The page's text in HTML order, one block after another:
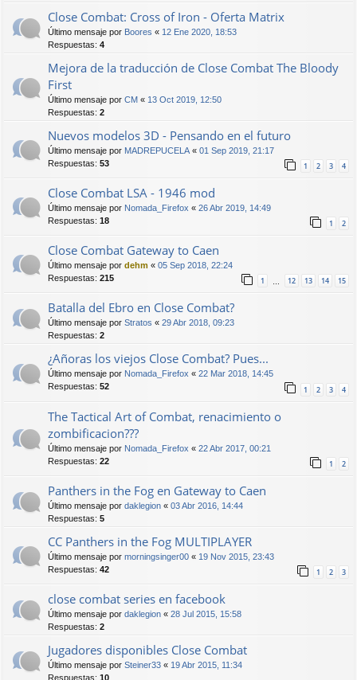
Close Combat: Cross of Iron - Oferta Matrix
Último mensaje por Boores « 12 Ene 2020, 18:53
Respuestas: 4
Mejora de la traducción de Close Combat The Bloody
First
Último mensaje por CM « 13 Oct 2019, 12:50
Respuestas: 2
Nuevos modelos 3D - Pensando en el futuro
Último mensaje por MADREPUCELA « 01 Sep 2019, 21:17
Respuestas: 53 1 2 3 4
Close Combat LSA - 1946 mod
Último mensaje por Nomada_Firefox « 26 Abr 2019, 14:49
Respuestas: 18 1 2
Close Combat Gateway to Caen
Último mensaje por dehm « 05 Sep 2018, 22:24
Respuestas: 215 1 … 12 13 14 15
Batalla del Ebro en Close Combat?
Último mensaje por Stratos « 29 Abr 2018, 09:23
Respuestas: 2
¿Añoras los viejos Close Combat? Pues...
Último mensaje por Nomada_Firefox « 22 Mar 2018, 14:45
Respuestas: 52 1 2 3 4
The Tactical Art of Combat, renacimiento o
zombificacion???
Último mensaje por Nomada_Firefox « 22 Abr 2017, 00:21
Respuestas: 22 1 2
Panthers in the Fog en Gateway to Caen
Último mensaje por daklegion « 03 Abr 2016, 14:44
Respuestas: 5
CC Panthers in the Fog MULTIPLAYER
Último mensaje por morningsinger00 « 19 Nov 2015, 23:43
Respuestas: 42 1 2 3
close combat series en facebook
Último mensaje por daklegion « 28 Jul 2015, 15:58
Respuestas: 2
Jugadores disponibles Close Combat
Último mensaje por Steiner33 « 19 Abr 2015, 11:34
Respuestas: 10